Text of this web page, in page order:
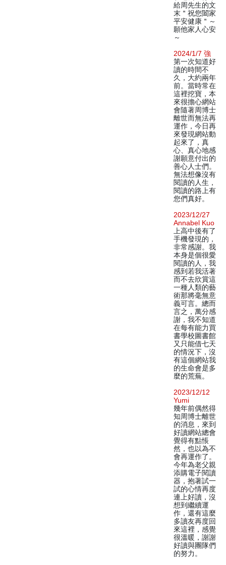
給周先生的文
末＂祝您闔家
平安健康＂～
願他家人心安
～
2024/1/7 強
第一次知道好
讀的時間不
久，大約兩年
前。當時常在
這裡挖寶，本
來很擔心網站
會隨著周博士
離世而無法再
運作，今日再
來發現網站動
起來了，真
心、真心地感
謝願意付出的
善心人士們。
無法想像沒有
閱讀的人生，
閱讀的路上有
您們真好。
2023/12/27
Annabel Kuo
上高中後有了
手機發現的，
非常感謝。我
本身是個很愛
閱讀的人，我
感到若我活著
而不去欣賞這
一種人類的藝
術那將毫無意
義可言。總而
言之，萬分感
謝，我不知道
在每有能力買
書學校圖書館
又只能借七天
的情況下，沒
有這個網站我
的生命會是多
麼的荒蕪。
2023/12/12
Yumi
幾年前偶然得
知周博士離世
的消息，來到
好讀網站總會
覺得有點悵
然，也以為不
會再運作了。
今年為老父親
添購電子閱讀
器，抱著試一
試的心情再度
連上好讀，沒
想到繼續運
作，還有這麼
多讀友再度回
來這裡，感覺
很溫暖，謝謝
好讀與團隊們
的努力。